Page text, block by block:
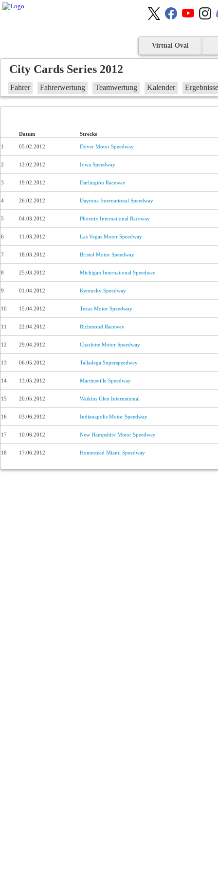
Virtual Oval
City Cards Series 2012
Fahrer Fahrerwertung Teamwertung Kalender Ergebnisse
Datum Strecke
1 05.02.2012 Dover Motor Speedway
2 12.02.2012 Iowa Speedway
3 19.02.2012 Darlington Raceway
4 26.02.2012 Daytona International Speedway
5 04.03.2012 Phoenix International Raceway
6 11.03.2012 Las Vegas Motor Speedway
7 18.03.2012 Bristol Motor Speedway
8 25.03.2012 Michigan International Speedway
9 01.04.2012 Kentucky Speedway
10 15.04.2012 Texas Motor Speedway
11 22.04.2012 Richmond Raceway
12 29.04.2012 Charlotte Motor Speedway
13 06.05.2012 Talladega Superspeedway
14 13.05.2012 Martinsville Speedway
15 20.05.2012 Watkins Glen International
16 03.06.2012 Indianapolis Motor Speedway
17 10.06.2012 New Hampshire Motor Speedway
18 17.06.2012 Homestead Miami Speedway